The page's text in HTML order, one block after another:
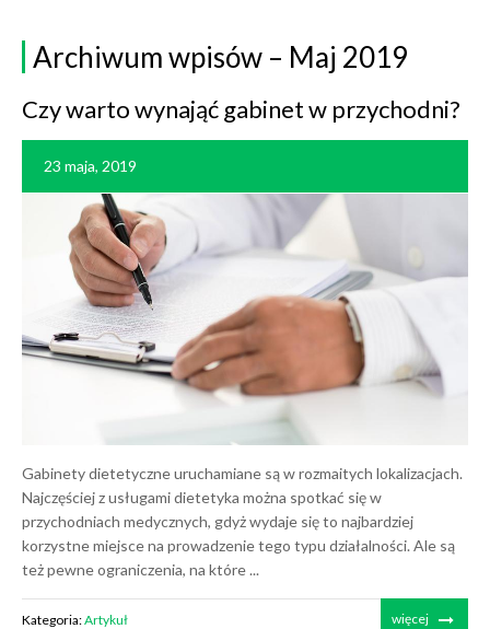
Archiwum wpisów – Maj 2019
Czy warto wynająć gabinet w przychodni?
23 maja, 2019
Gabinety dietetyczne uruchamiane są w rozmaitych lokalizacjach.
Najczęściej z usługami dietetyka można spotkać się w
przychodniach medycznych, gdyż wydaje się to najbardziej
korzystne miejsce na prowadzenie tego typu działalności. Ale są
też pewne ograniczenia, na które ...
Kategoria:Artykuł więcej